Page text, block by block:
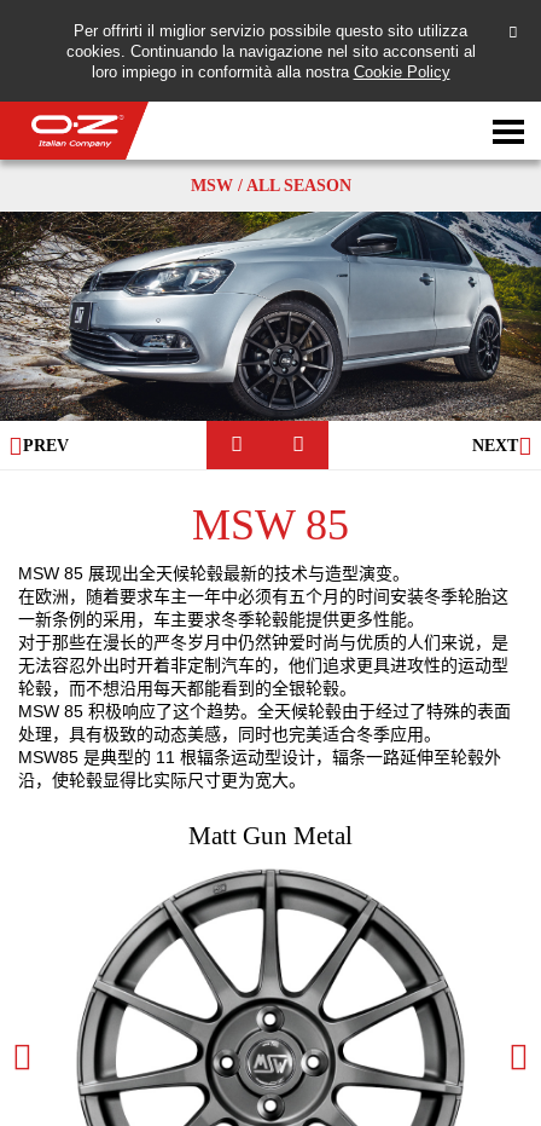
Per offrirti il miglior servizio possibile questo sito utilizza
cookies. Continuando la navigazione nel sito acconsenti al
loro impiego in conformità alla nostra Cookie Policy
Motorbike
轮毂
画廊
意大利公司
OZ世界
新闻与事件
赛车运动
3D 车辆配置器
My wishlist
联系方式
招贤纳士
MSW / ALL SEASON
PREV NEXT
MSW 85
MSW 85 展现出全天候轮毂最新的技术与造型演变。
在欧洲，随着要求车主一年中必须有五个月的时间安装冬季轮胎这
一新条例的采用，车主要求冬季轮毂能提供更多性能。
对于那些在漫长的严冬岁月中仍然钟爱时尚与优质的人们来说，是
无法容忍外出时开着非定制汽车的，他们追求更具进攻性的运动型
轮毂，而不想沿用每天都能看到的全银轮毂。
MSW 85 积极响应了这个趋势。全天候轮毂由于经过了特殊的表面
处理，具有极致的动态美感，同时也完美适合冬季应用。
MSW85 是典型的 11 根辐条运动型设计，辐条一路延伸至轮毂外
沿，使轮毂显得比实际尺寸更为宽大。
Matt Gun Metal